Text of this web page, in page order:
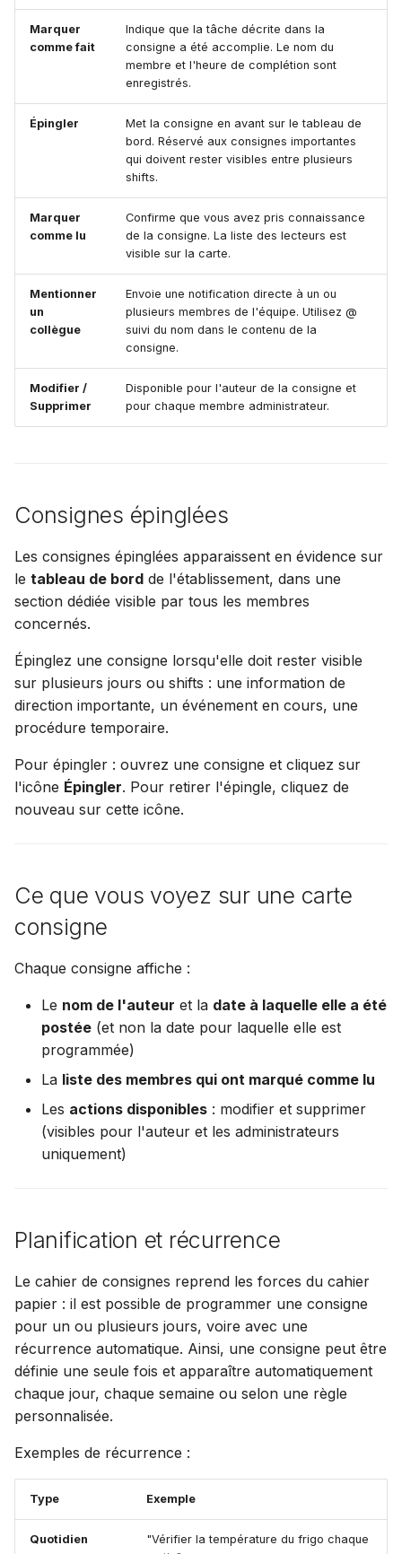
Marquer
comme fait
Indique que la tâche décrite dans la
consigne a été accomplie. Le nom du
membre et l'heure de complétion sont
enregistrés.
Épingler
Met la consigne en avant sur le tableau de
bord. Réservé aux consignes importantes
qui doivent rester visibles entre plusieurs
shifts.
Marquer
comme lu
Confirme que vous avez pris connaissance
de la consigne. La liste des lecteurs est
visible sur la carte.
Mentionner
un
collègue
Envoie une notification directe à un ou
plusieurs membres de l'équipe. Utilisez @
suivi du nom dans le contenu de la
consigne.
Modifier /
Supprimer
Disponible pour l'auteur de la consigne et
pour chaque membre administrateur.
Consignes épinglées
Les consignes épinglées apparaissent en évidence sur
le tableau de bord de l'établissement, dans une
section dédiée visible par tous les membres
concernés.
Épinglez une consigne lorsqu'elle doit rester visible
sur plusieurs jours ou shifts : une information de
direction importante, un événement en cours, une
procédure temporaire.
Pour épingler : ouvrez une consigne et cliquez sur
l'icône Épingler. Pour retirer l'épingle, cliquez de
nouveau sur cette icône.
Ce que vous voyez sur une carte
consigne
Chaque consigne affiche :
Le nom de l'auteur et la date à laquelle elle a été
postée (et non la date pour laquelle elle est
programmée)
La liste des membres qui ont marqué comme lu
Les actions disponibles : modifier et supprimer
(visibles pour l'auteur et les administrateurs
uniquement)
Planification et récurrence
Le cahier de consignes reprend les forces du cahier
papier : il est possible de programmer une consigne
pour un ou plusieurs jours, voire avec une
récurrence automatique. Ainsi, une consigne peut être
définie une seule fois et apparaître automatiquement
chaque jour, chaque semaine ou selon une règle
personnalisée.
Exemples de récurrence :
Type Exemple
Quotidien
"Vérifier la température du frigo chaque